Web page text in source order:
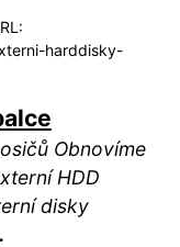
harddisky-
Obnovíme
HDD
disky